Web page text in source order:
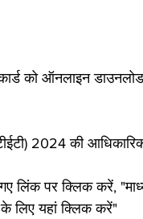
कार्ड को ऑनलाइन
2024 की
पर क्लिक करें,
लिए यहां क्लिक करें"